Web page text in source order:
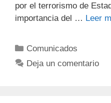
por el terrorismo de
importancia del … Leer
Comunicados
Deja un comentario